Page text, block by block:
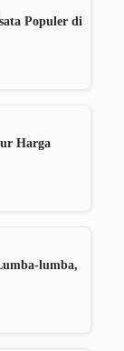
Populer di
Harga
lumba,